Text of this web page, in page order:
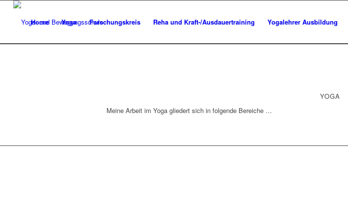
Home Yoga Forschungskreis Reha und Kraft-/Ausdauertraining Yogalehrer Ausbildung
YOGA
Meine Arbeit im Yoga gliedert sich in folgende Bereiche …